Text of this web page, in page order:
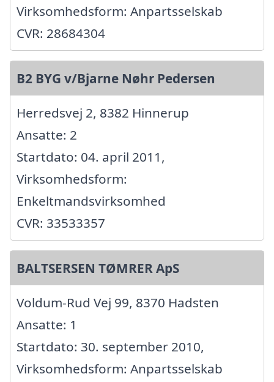
Virksomhedsform: Anpartsselskab
CVR: 28684304
B2 BYG v/Bjarne Nøhr Pedersen
Herredsvej 2, 8382 Hinnerup
Ansatte: 2
Startdato: 04. april 2011,
Virksomhedsform:
Enkeltmandsvirksomhed
CVR: 33533357
BALTSERSEN TØMRER ApS
Voldum-Rud Vej 99, 8370 Hadsten
Ansatte: 1
Startdato: 30. september 2010,
Virksomhedsform: Anpartsselskab